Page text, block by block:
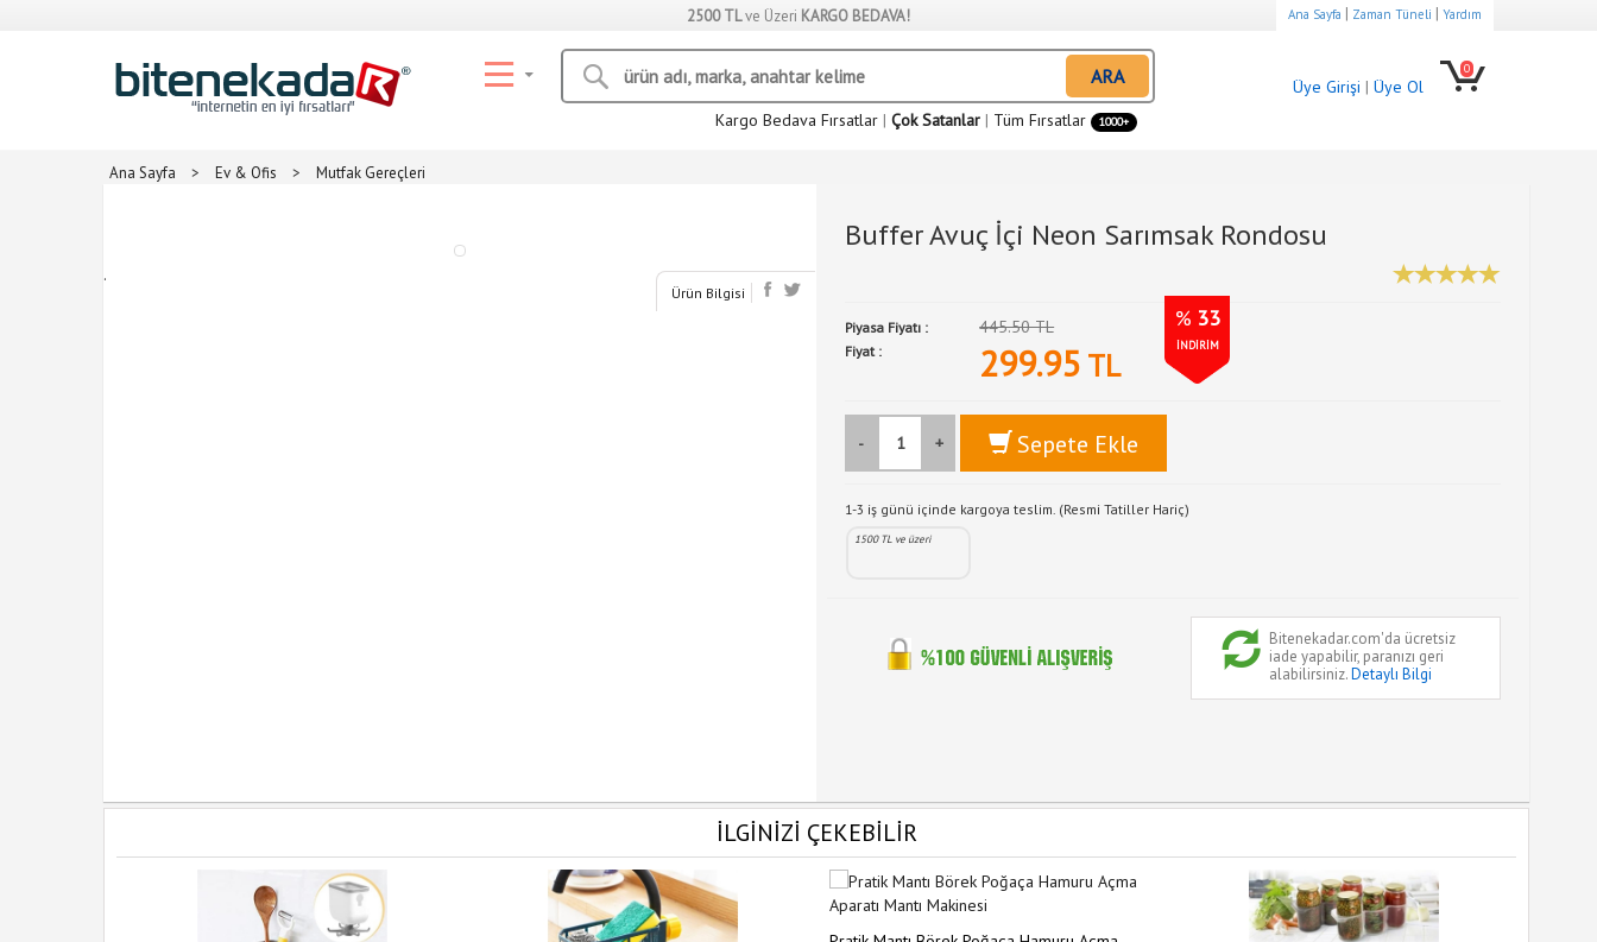
2500 TLve Üzeri KARGO BEDAVA! Ana Sayfa | Zaman Tüneli | Yardım
ARA
Kargo Bedava Fırsatlar | Çok Satanlar | Tüm Fırsatlar 1000+
Üye Girişi | Üye Ol
0
Ana Sayfa > Ev & Ofis > Mutfak Gereçleri
.
Ürün Bilgisi
Buffer Avuç İçi Neon Sarımsak Rondosu
Piyasa Fiyatı : 445.50 TL % 33
İNDİRİM
Fiyat : 299.95 TL
- + Sepete Ekle
1-3 iş günü içinde kargoya teslim. (Resmi Tatiller Hariç)
1500 TL ve üzeri
Bitenekadar.com'da ücretsiz
iade yapabilir, paranızı geri
alabilirsiniz.Detaylı Bilgi
İLGİNİZİ ÇEKEBİLİR